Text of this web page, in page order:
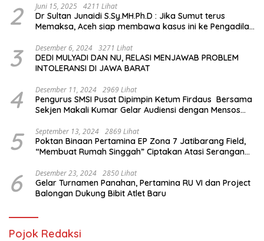
2 Juni 15, 2025 4211 Lihat
Dr Sultan Junaidi S.Sy.MH.Ph.D : Jika Sumut terus
Memaksa, Aceh siap membawa kasus ini ke Pengadilan
3 Desember 6, 2024 3271 Lihat
DEDI MULYADI DAN NU, RELASI MENJAWAB PROBLEM
INTOLERANSI DI JAWA BARAT
4 Desember 11, 2024 2969 Lihat
Pengurus SMSI Pusat Dipimpin Ketum Firdaus Bersama
Sekjen Makali Kumar Gelar Audiensi dengan Mensos
5 September 13, 2024 2869 Lihat
Poktan Binaan Pertamina EP Zona 7 Jatibarang Field,
“Membuat Rumah Singgah” Ciptakan Atasi Serangan
6 Desember 23, 2024 2850 Lihat
Gelar Turnamen Panahan, Pertamina RU VI dan Project
Balongan Dukung Bibit Atlet Baru
Pojok Redaksi